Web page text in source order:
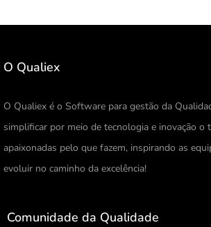
O Qualiex
O Qualiex é o Software para gestão da
simplificar por meio de tecnologia e inovação o
apaixonadas pelo que fazem, inspirando as
evoluir no caminho da excelência!
Comunidade da Qualidade